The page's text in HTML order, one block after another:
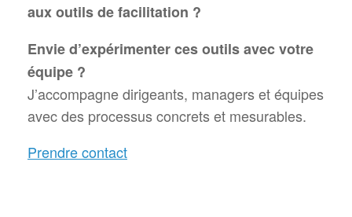
aux outils de facilitation ?
Envie d’expérimenter ces outils avec votre
équipe ?
J’accompagne dirigeants, managers et équipes
avec des processus concrets et mesurables.
Prendre contact